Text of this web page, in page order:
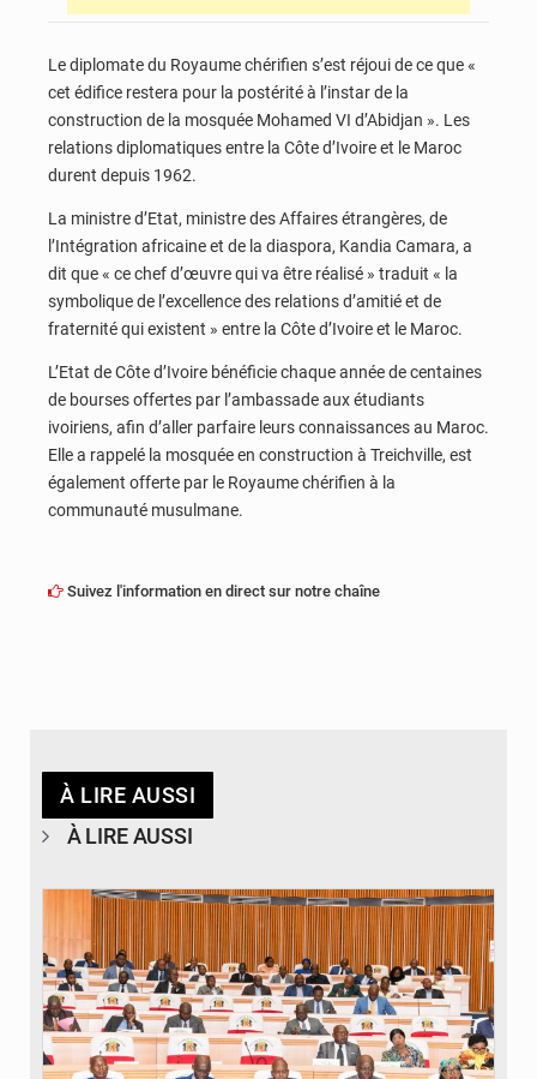
Le diplomate du Royaume chérifien s’est réjoui de ce que «
cet édifice restera pour la postérité à l’instar de la
construction de la mosquée Mohamed VI d’Abidjan ». Les
relations diplomatiques entre la Côte d’Ivoire et le Maroc
durent depuis 1962.
La ministre d’Etat, ministre des Affaires étrangères, de
l’Intégration africaine et de la diaspora, Kandia Camara, a
dit que « ce chef d’œuvre qui va être réalisé » traduit « la
symbolique de l’excellence des relations d’amitié et de
fraternité qui existent » entre la Côte d’Ivoire et le Maroc.
L’Etat de Côte d’Ivoire bénéficie chaque année de centaines
de bourses offertes par l’ambassade aux étudiants
ivoiriens, afin d’aller parfaire leurs connaissances au Maroc.
Elle a rappelé la mosquée en construction à Treichville, est
également offerte par le Royaume chérifien à la
communauté musulmane.
Suivez l'information en direct sur notre chaîne
À LIRE AUSSI
À LIRE AUSSI